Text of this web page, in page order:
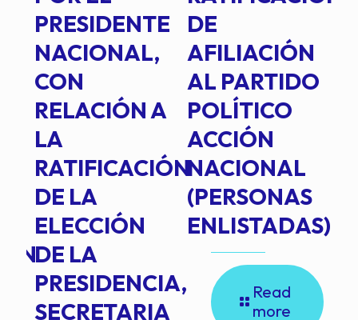
PRESIDENTE
NACIONAL,
CON
RELACIÓN A
LA
RATIFICACIÓN
DE LA
ELECCIÓN
DE LA
PRESIDENCIA,
SECRETARIA
DE
AFILIACIÓN
AL PARTIDO
POLÍTICO
ACCIÓN
NACIONAL
(PERSONAS
ENLISTADAS)
Read
more